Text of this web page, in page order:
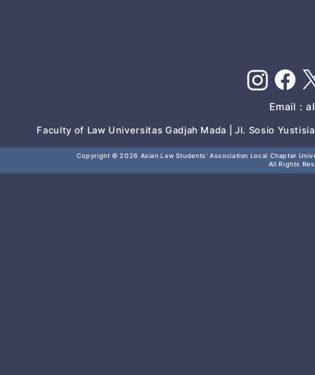
Email :
Faculty of Law Universitas Gadjah Mada | Jl. Sosio
Copyright © 2026 Asian Law Students' Association Local Chapter
All Rights